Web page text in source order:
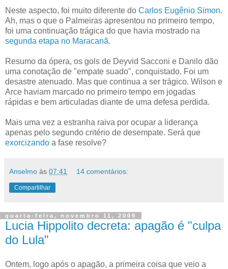
Neste aspecto, foi muito diferente do Carlos Eugênio Simon.
Ah, mas o que o Palmeiras apresentou no primeiro tempo,
foi uma continuação trágica do que havia mostrado na
segunda etapa no Maracanã.
Resumo da ópera, os gols de Deyvid Sacconi e Danilo dão
uma conotação de "empate suado", conquistado. Foi um
desastre atenuado. Mas que continua a ser trágico. Wilson e
Arce haviam marcado no primeiro tempo em jogadas
rápidas e bem articuladas diante de uma defesa perdida.
Mais uma vez a estranha raiva por ocupar a liderança
apenas pelo segundo critério de desempate. Será que
exorcizando a fase resolve?
Anselmo às 07:41 14 comentários:
Compartilhar
quarta-feira, novembro 11, 2009
Lucia Hippolito decreta: apagão é "culpa
do Lula"
Ontem, logo após o apagão, a primeira coisa que veio a